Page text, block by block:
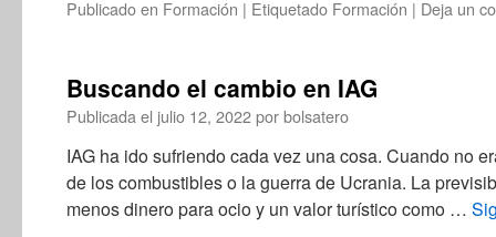
Publicado en Formación | Etiquetado Formación | Deja un
Buscando el cambio en IAG
Publicada el julio 12, 2022porbolsatero
IAG ha ido sufriendo cada vez una cosa. Cuando no
de los combustibles o la guerra de Ucrania. La
menos dinero para ocio y un valor turístico como …